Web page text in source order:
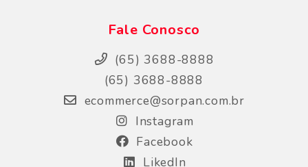
Fale Conosco
(65) 3688-8888
(65) 3688-8888
ecommerce@sorpan.com.br
Instagram
Facebook
LikedIn